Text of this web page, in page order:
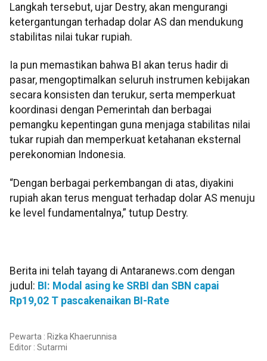
Langkah tersebut, ujar Destry, akan mengurangi
ketergantungan terhadap dolar AS dan mendukung
stabilitas nilai tukar rupiah.
Ia pun memastikan bahwa BI akan terus hadir di
pasar, mengoptimalkan seluruh instrumen kebijakan
secara konsisten dan terukur, serta memperkuat
koordinasi dengan Pemerintah dan berbagai
pemangku kepentingan guna menjaga stabilitas nilai
tukar rupiah dan memperkuat ketahanan eksternal
perekonomian Indonesia.
“Dengan berbagai perkembangan di atas, diyakini
rupiah akan terus menguat terhadap dolar AS menuju
ke level fundamentalnya,” tutup Destry.
Berita ini telah tayang di Antaranews.com dengan
judul: BI: Modal asing ke SRBI dan SBN capai
Rp19,02 T pascakenaikan BI-Rate
Pewarta : Rizka Khaerunnisa
Editor : Sutarmi